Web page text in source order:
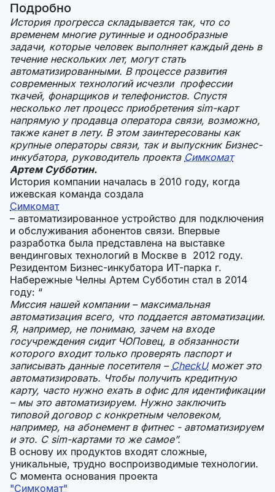
Подробно
История прогресса складывается так, что со
временем многие рутинные и однообразные
задачи, которые человек выполняет каждый день в
течение нескольких лет, могут стать
автоматизированными. В процессе развития
современных технологий исчезли профессии
ткачей, фонарщиков и телефонистов. Спустя
несколько лет процесс приобретения sim-карт
напрямую у продавца оператора связи, возможно,
также канет в лету. В этом заинтересованы как
крупные операторы связи, так и выпускник Бизнес-
инкубатора, руководитель проекта Симкомат
Артем Субботин.
История компании началась в 2010 году, когда
ижевская команда создала
Симкомат
– автоматизированное устройство для подключения
и обслуживания абонентов связи. Впервые
разработка была представлена на выставке
вендинговых технологий в Москве в 2012 году.
Резидентом Бизнес-инкубатора ИТ-парка г.
Набережные Челны Артем Субботин стал в 2014
году: “
Миссия нашей компании – максимальная
автоматизация всего, что поддается автоматизации.
Я, например, не понимаю, зачем на входе
госучреждения сидит ЧОПовец, в обязанности
которого входит только проверять паспорт и
записывать данные посетителя – CheckUможет это
автоматизировать. Чтобы получить кредитную
карту, часто нужно ехать в офис для идентификации
– мы это автоматизируем. Нужно заключить
типовой договор с конкретным человеком,
например, на абонемент в фитнес - автоматизируем
и это. С sim-картами то же самое”.
В основу их продуктов входят сложные,
уникальные, трудно воспроизводимые технологии.
С момента основания проекта
"Симкомат"